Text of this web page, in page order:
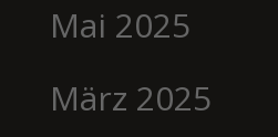
Mai 2025
März 2025